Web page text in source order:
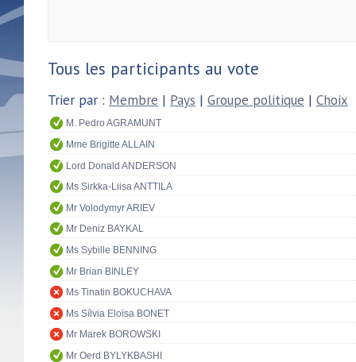
Tous les participants au vote
Trier par : Membre | Pays | Groupe politique | Choix
M. Pedro AGRAMUNT
Mme Brigitte ALLAIN
Lord Donald ANDERSON
Ms Sirkka-Liisa ANTTILA
Mr Volodymyr ARIEV
Mr Deniz BAYKAL
Ms Sybille BENNING
Mr Brian BINLEY
Ms Tinatin BOKUCHAVA
Ms Sílvia Eloïsa BONET
Mr Marek BOROWSKI
Mr Oerd BYLYKBASHI